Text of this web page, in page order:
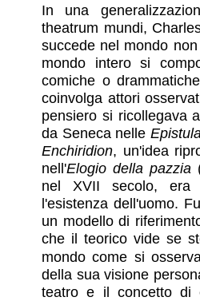
In una
theatrum mundi,
succede nel mondo
mondo intero si
comiche o
coinvolga attori
pensiero si ricollegava
da Seneca nelle
Enchiridion, un'idea
nell'Elogio della pazzia
nel XVII secolo, era
l'esistenza dell'uomo.
un modello di
che il teorico vide se
mondo come si
della sua visione
teatro e il concetto di